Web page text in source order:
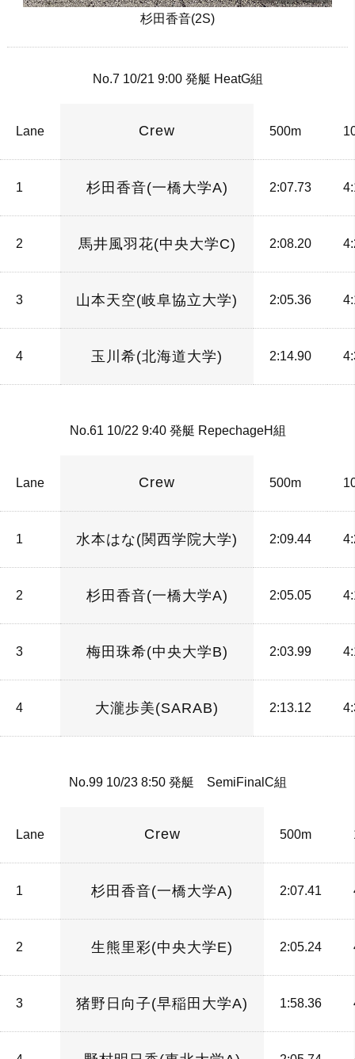
杉田香音(2S)
No.7 10/21 9:00 発艇 HeatG組
Lane Crew 500m
1 杉田香音(一橋大学A) 2:07.73
2 馬井風羽花(中央大学C) 2:08.20
3 山本天空(岐阜協立大学) 2:05.36
4 玉川希(北海道大学) 2:14.90
No.61 10/22 9:40 発艇 RepechageH組
Lane Crew 500m
1 水本はな(関西学院大学) 2:09.44
2 杉田香音(一橋大学A) 2:05.05
3 梅田珠希(中央大学B) 2:03.99
4 大瀧歩美(SARAB) 2:13.12
No.99 10/23 8:50 発艇 SemiFinalC組
Lane Crew 500m
1 杉田香音(一橋大学A) 2:07.41
2 生熊里彩(中央大学E) 2:05.24
3 猪野日向子(早稲田大学A) 1:58.36